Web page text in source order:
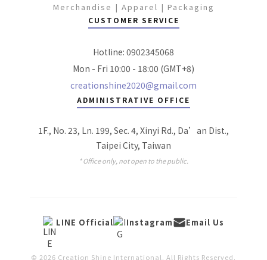
Merchandise | Apparel | Packaging
CUSTOMER SERVICE
Hotline: 0902345068
Mon - Fri 10:00 - 18:00 (GMT+8)
creationshine2020@gmail.com
ADMINISTRATIVE OFFICE
1F., No. 23, Ln. 199, Sec. 4, Xinyi Rd., Da’an Dist.,
Taipei City, Taiwan
* Office only, not open to the public.
LINE Official Instagram Email Us
© 2026 Creation Shine International. All Rights Reserved.